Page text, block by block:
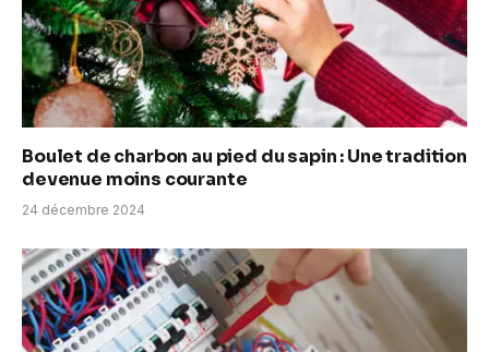
Boulet de charbon au pied du sapin : Une tradition
devenue moins courante
24 décembre 2024